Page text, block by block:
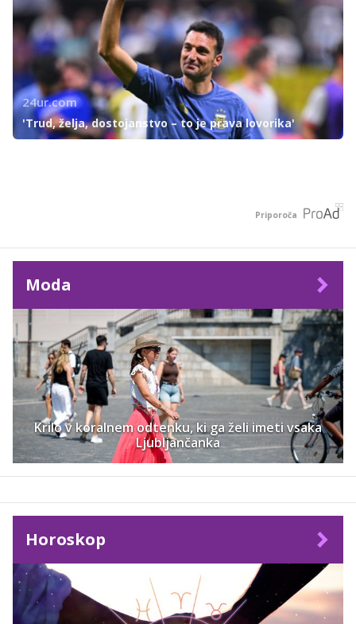
24ur.com
'Trud, želja, dostojanstvo – to je prava lovorika'
Priporoča
Moda
Krilo v koralnem odtenku, ki ga želi imeti vsaka
Ljubljančanka
Horoskop